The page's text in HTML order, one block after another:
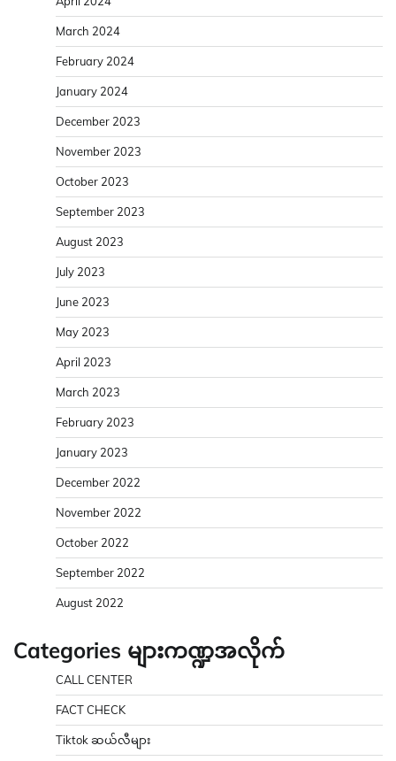
March 2024
February 2024
January 2024
December 2023
November 2023
October 2023
September 2023
August 2023
July 2023
June 2023
May 2023
April 2023
March 2023
February 2023
January 2023
December 2022
November 2022
October 2022
September 2022
August 2022
Categories များကဏ္ဍအလိုက်
CALL CENTER
FACT CHECK
Tiktok ဆယ်လီများ